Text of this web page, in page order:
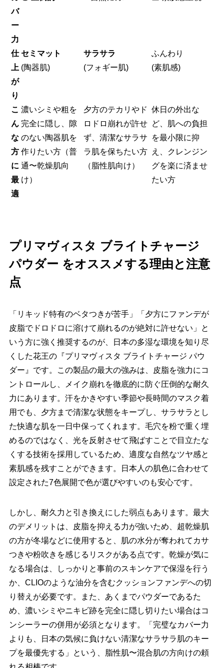
バ
ー
力
仕
上
が
り
セミマット
(陶器肌)
サラサラ
(フォギー肌)
ふんわり
(素肌感)
こ
ん
な
方
に
最
適
濃いシミや粗を
完全に隠し、隙
のない陶器肌を
作りたい方（普
通〜乾燥肌向
け）
夕方のテカリやド
ロドロ崩れが許せ
ず、清潔なサラサ
ラ肌を保ちたい方
（脂性肌向け）
休日の外出な
ど、肌への負担
を最小限に抑
え、クレンジン
グを楽に済ませ
たい方
プリマヴィスタ ブライトチャージ
パウダー をオススメする理由と注意
点
「リキッド特有のベタつきが苦手」「夕方にファンデが
皮脂でドロドロに溶けて崩れるのが絶対に許せない」と
いう方に強く推奨するのが、日本の多湿な環境を知り尽
くした花王の『プリマヴィスタ ブライトチャージ パウ
ダー』です。この製品の最大の強みは、皮脂を強力にコ
ントロールし、メイク崩れを徹底的に防ぐ圧倒的な耐久
力にあります。汗をかきやすい季節や長時間のマスク着
用でも、夕方まで清潔な状態をキープし、サラサラとし
た快適な肌を一日中保ってくれます。毛穴を粉で重く埋
めるのではなく、光を反射させて飛ばすことで目立たな
くする技術を採用しているため、適度な自然なツヤ感と
素肌感を残すことができます。日本人の肌色に合わせて
設定された7色展開で色が選びやすいのも安心です。
しかし、耐久力と引き換えにした弱点もあります。最大
のデメリットは、皮脂を抑える力が強いため、超乾燥肌
の方が冬場などに使用すると、肌の水分が奪われてカサ
つきや粉吹きを感じるリスクがある点です。乾燥が気に
なる場合は、しっかりと事前のスキンケアで保湿を行う
か、CLIOのような油分を含むクッションファンデへの切
り替えが必要です。また、あくまでパウダーであるた
め、濃いシミやニキビ跡を完全に隠し切りたい場合はコ
ンシーラーの併用が必須となります。「完璧なカバー力
よりも、日本の気候に負けない清潔なサラサラ肌のキー
プを最優先する」という、脂性肌〜混合肌の方向けの頼